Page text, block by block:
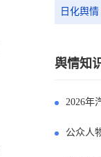
日化舆情
舆情知
2026年
公众人